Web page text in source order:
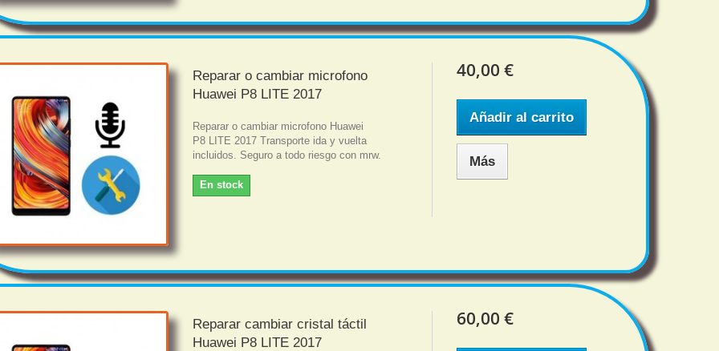
Reparar o cambiar microfono
Huawei P8 LITE 2017
Reparar o cambiar microfono Huawei
P8 LITE 2017 Transporte ida y vuelta
incluidos. Seguro a todo riesgo con mrw.
En stock
40,00 €
Añadir al carrito
Más
Reparar cambiar cristal táctil
Huawei P8 LITE 2017
60,00 €